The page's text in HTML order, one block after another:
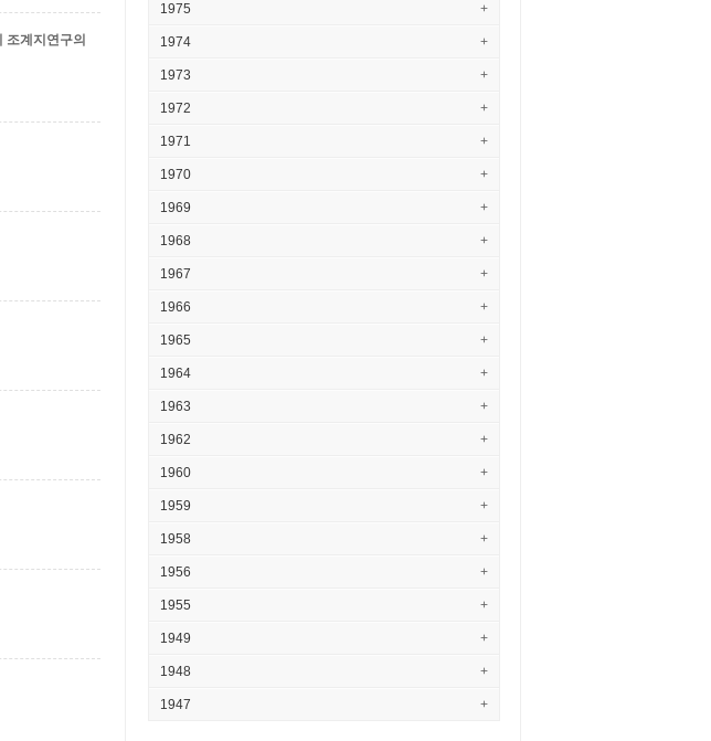
조계지연구의
1975 +
1974 +
1973 +
1972 +
1971 +
1970 +
1969 +
1968 +
1967 +
1966 +
1965 +
1964 +
1963 +
1962 +
1960 +
1959 +
1958 +
1956 +
1955 +
1949 +
1948 +
1947 +